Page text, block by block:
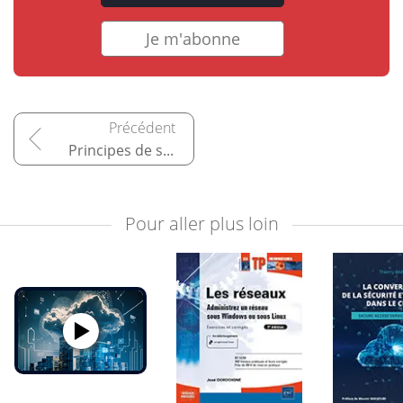
Je m'abonne
Principes de sécurisation d'un réseau
Pour aller plus loin